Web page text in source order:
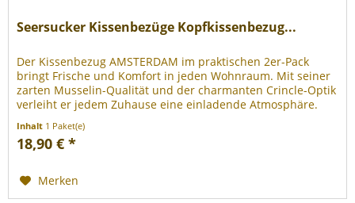
Seersucker Kissenbezüge Kopfkissenbezug...
Der Kissenbezug AMSTERDAM im praktischen 2er-Pack
bringt Frische und Komfort in jeden Wohnraum. Mit seiner
zarten Musselin-Qualität und der charmanten Crincle-Optik
verleiht er jedem Zuhause eine einladende Atmosphäre.
Inhalt 1 Paket(e)
18,90 € *
Merken